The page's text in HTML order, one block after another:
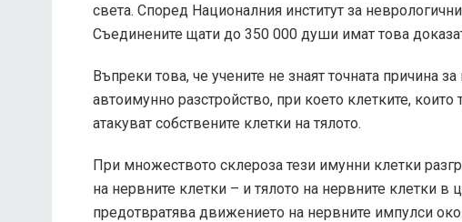
света. Според Националния институт за
Съединените щати до 350 000 души имат това
Въпреки това, че учените не знаят точната причина
автоимунно разстройство, при което клетките, които
атакуват собствените клетки на тялото.
При множеството склероза тези имунни клетки
на нервните клетки – и тялото на нервните клетки в
предотвратява движението на нервните импулси